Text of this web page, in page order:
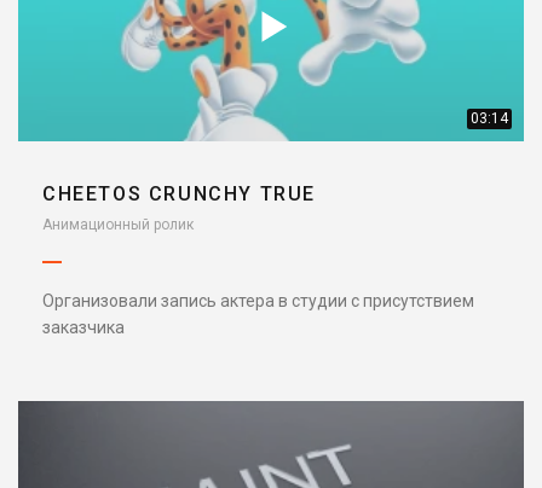
03:14
CHEETOS CRUNCHY TRUE
Анимационный ролик
Организовали запись актера в студии с присутствием
заказчика